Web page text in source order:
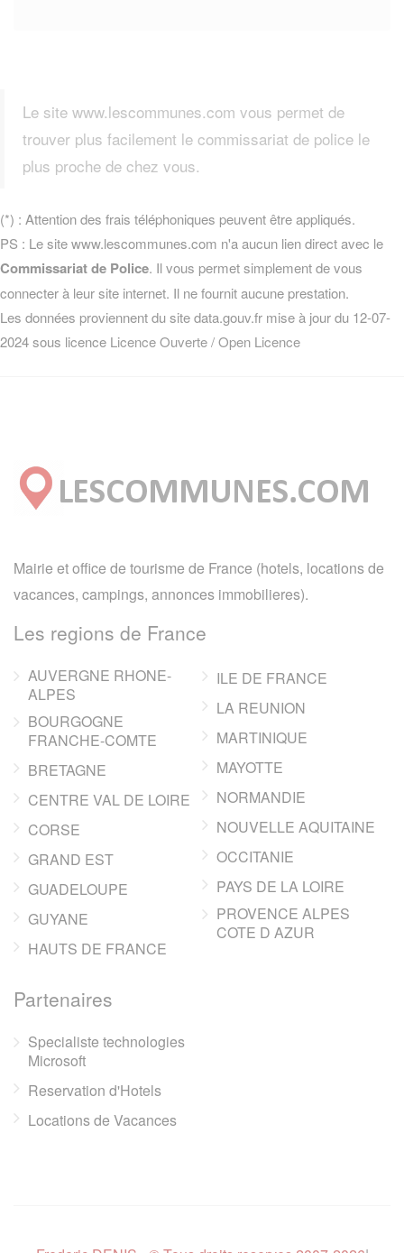
Le site www.lescommunes.com vous permet de
trouver plus facilement le commissariat de police le
plus proche de chez vous.
(*) : Attention des frais téléphoniques peuvent être appliqués.
PS : Le site www.lescommunes.com n'a aucun lien direct avec le
Commissariat de Police. Il vous permet simplement de vous
connecter à leur site internet. Il ne fournit aucune prestation.
Les données proviennent du site data.gouv.fr mise à jour du 12-07-
2024 sous licence Licence Ouverte / Open Licence
Mairie et office de tourisme de France (hotels, locations de
vacances, campings, annonces immobilieres).
Les regions de France
AUVERGNE RHONE-
ALPES
BOURGOGNE
FRANCHE-COMTE
BRETAGNE
CENTRE VAL DE LOIRE
CORSE
GRAND EST
GUADELOUPE
GUYANE
HAUTS DE FRANCE
ILE DE FRANCE
LA REUNION
MARTINIQUE
MAYOTTE
NORMANDIE
NOUVELLE AQUITAINE
OCCITANIE
PAYS DE LA LOIRE
PROVENCE ALPES
COTE D AZUR
Partenaires
Specialiste technologies
Microsoft
Reservation d'Hotels
Locations de Vacances